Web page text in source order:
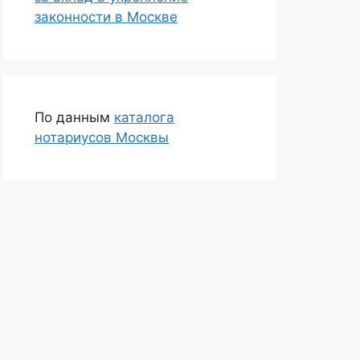
законности в Москве
По данным каталога
нотариусов Москвы